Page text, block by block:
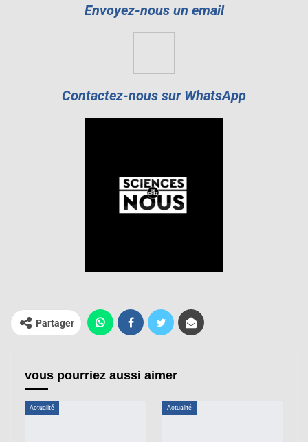
Envoyez-nous un email
Contactez-nous sur WhatsApp
Partager
vous pourriez aussi aimer
Actualité Actualité